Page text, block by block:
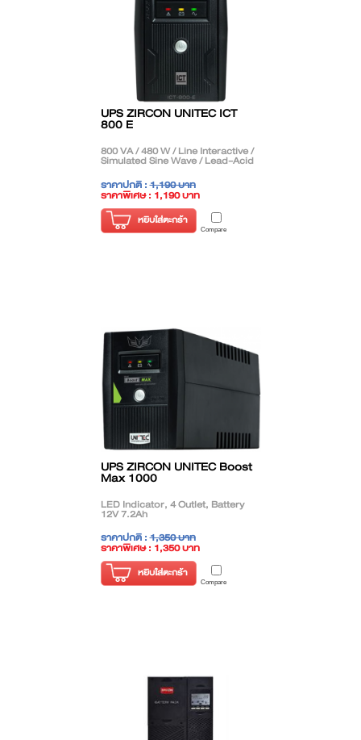
UPS ZIRCON UNITEC ICT
800 E
800 VA / 480 W / Line Interactive /
Simulated Sine Wave / Lead-Acid
ราคาปกติ :1,190 บาท
ราคาพิเศษ : 1,190 บาท
( ราคาไม่รวมภาษี )
หยิบใส่ตะกร้า
Compare
UPS ZIRCON UNITEC Boost
Max 1000
LED Indicator, 4 Outlet, Battery
12V 7.2Ah
ราคาปกติ :1,350 บาท
ราคาพิเศษ : 1,350 บาท
( ราคาไม่รวมภาษี )
หยิบใส่ตะกร้า
Compare